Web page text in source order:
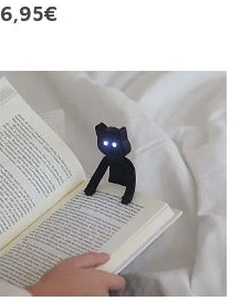
6,95€